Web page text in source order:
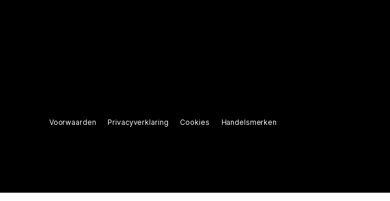
Voorwaarden Privacyverklaring Cookies Handelsmerken